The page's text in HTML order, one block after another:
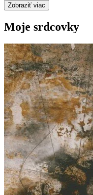
Zobraziť viac
Moje srdcovky